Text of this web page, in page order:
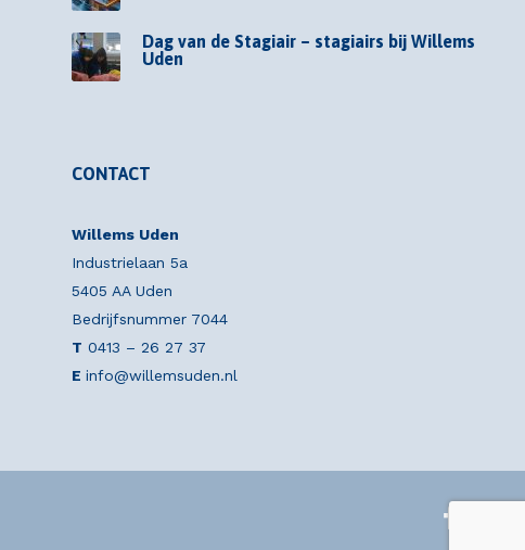
Dag van de Stagiair – stagiairs bij Willems
Uden
CONTACT
Willems Uden
Industrielaan 5a
5405 AA Uden
Bedrijfsnummer 7044
T 0413 – 26 27 37
E info@willemsuden.nl